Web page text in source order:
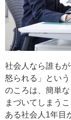
社会人なら誰も
怒られる」とい
のころは、簡単
まづいてしまう
ある社会人1年目